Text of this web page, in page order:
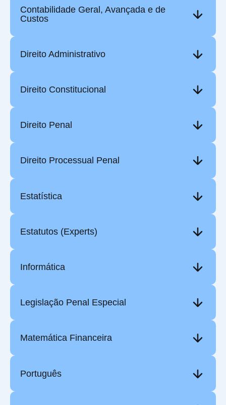
Contabilidade Geral, Avançada e de
Custos
Direito Administrativo
Direito Constitucional
Direito Penal
Direito Processual Penal
Estatística
Estatutos (Experts)
Informática
Legislação Penal Especial
Matemática Financeira
Português